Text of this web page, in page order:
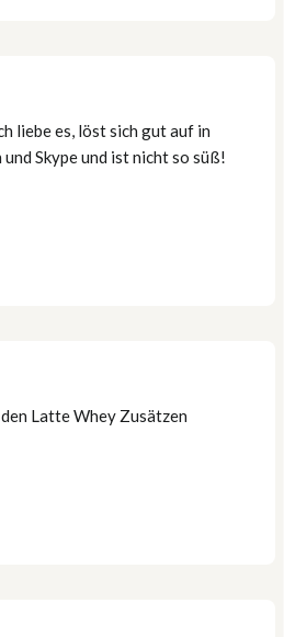
liebe es, löst sich gut auf in
Skype und ist nicht so süß!
Latte Whey Zusätzen